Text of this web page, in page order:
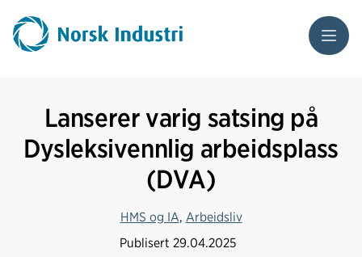
Meny
Lanserer varig satsing på
Dysleksivennlig arbeidsplass
(DVA)
HMS og IA, Arbeidsliv
Publisert 29.04.2025